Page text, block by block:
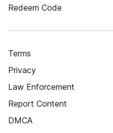
Redeem Code
Terms
Privacy
Law Enforcement
Report Content
DMCA